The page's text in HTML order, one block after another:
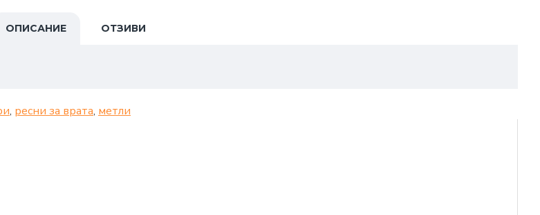
ОПИСАНИЕ ОТЗИВИ
, ресни за врата, метли